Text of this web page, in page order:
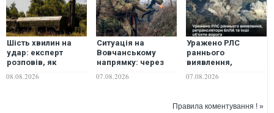
Шість хвилин на
удар: експерт
розповів, як
Україна може
знищувати пускові
08.08.2026
Ситуація на
Вовчанському
напрямку: через
брак сил росіяни
змінили тактику
07.08.2026
Уражено РЛС
раннього
виявлення,
ретранслятори
БпЛА та інші
07.08.2026
Правила коментування ! »